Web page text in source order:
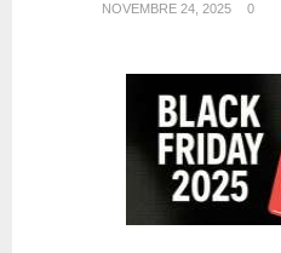
NOVEMBRE 24, 2025 0